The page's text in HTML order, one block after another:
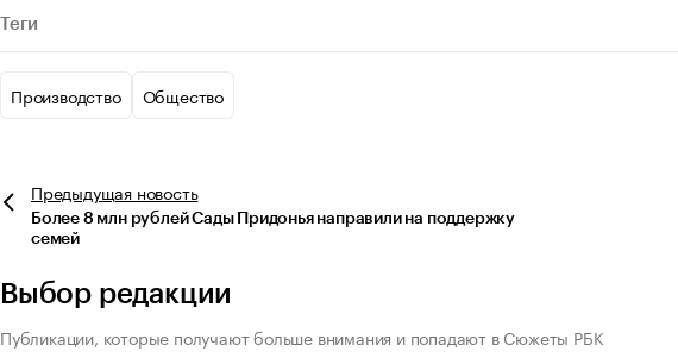
Теги
Производство Общество
Предыдущая новость
Более 8 млн рублей Сады Придонья направили на поддержку
семей
Выбор редакции
Публикации, которые получают больше внимания и попадают в Сюжеты РБК